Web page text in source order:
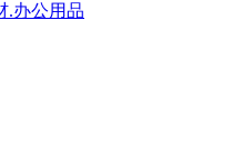
.办公用品